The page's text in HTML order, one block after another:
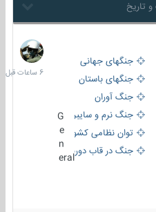
جنگهای جهانی
جنگهای باستان
جنگ آوران
جنگ نرم و سایبری
توان نظامی کشورها
جنگ در قاب دوربین
eral
6
ساعات
قبل